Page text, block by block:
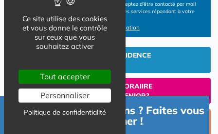
En cliquant sur le bouton ENVOYER vous acceptez d’être contacté par mail
ou téléphone par les opérateurs de résidences services répondant à votre
demande
Conditions d'utilisation
INVESTIR EN RESIDENCE
UN SEJOUR TEMPORAIIRE
EN RESIDENCE SENIOR?
TROUVER UNE PLACE
EN RESIDENCE SENIOR
Besoin d'informations ? Faites vous
accompagner !
Ce site utilise des cookies
et vous donne le contrôle
sur ceux que vous
souhaitez activer
Tout accepter
Personnaliser
Politique de confidentialité